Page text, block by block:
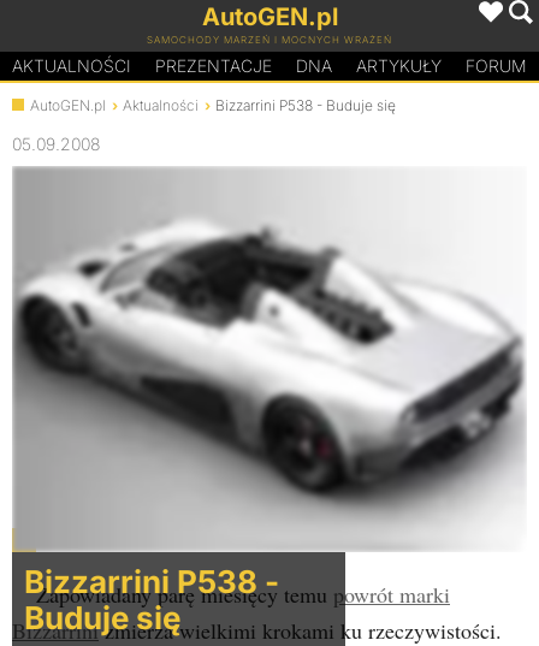
AutoGEN.pl
SAMOCHODY MARZEŃ I MOCNYCH WRAŻEŃ
AKTUALNOŚCI PREZENTACJE DNA ARTYKUŁY FORUM
AutoGEN.pl Aktualności Bizzarrini P538 - Buduje się
05.09.2008
Bizzarrini P538 -
Buduje się
Zapowiadany parę miesięcy temu powrót marki
Bizzarrinizmierza wielkimi krokami ku rzeczywistości.